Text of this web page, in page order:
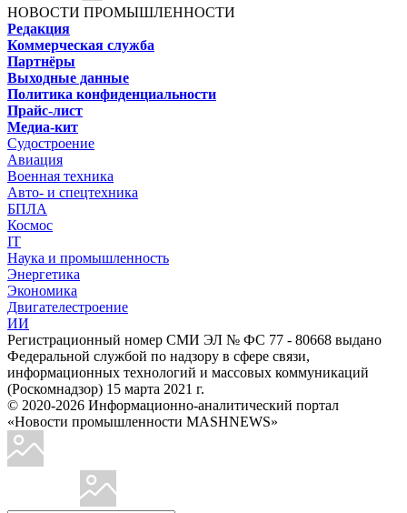
НОВОСТИ ПРОМЫШЛЕННОСТИ
Редакция
Коммерческая служба
Партнёры
Выходные данные
Политика конфиденциальности
Прайс-лист
Медиа-кит
Судостроение
Авиация
Военная техника
Авто- и спецтехника
БПЛА
Космос
IT
Наука и промышленность
Энергетика
Экономика
Двигателестроение
ИИ
Регистрационный номер СМИ ЭЛ № ФС 77 - 80668 выдано
Федеральной службой по надзору в сфере связи,
информационных технологий и массовых коммуникаций
(Роскомнадзор) 15 марта 2021 г.
© 2020-2026 Информационно-аналитический портал
«Новости промышленности MASHNEWS»